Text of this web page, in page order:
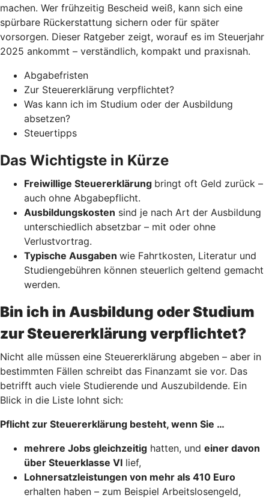
machen. Wer frühzeitig Bescheid weiß, kann sich eine
spürbare Rückerstattung sichern oder für später
vorsorgen. Dieser Ratgeber zeigt, worauf es im Steuerjahr
2025 ankommt – verständlich, kompakt und praxisnah.
Abgabefristen
Zur Steuererklärung verpflichtet?
Was kann ich im Studium oder der Ausbildung
absetzen?
Steuertipps
Das Wichtigste in Kürze
Freiwillige Steuererklärung bringt oft Geld zurück –
auch ohne Abgabepflicht.
Ausbildungskosten sind je nach Art der Ausbildung
unterschiedlich absetzbar – mit oder ohne
Verlustvortrag.
Typische Ausgaben wie Fahrtkosten, Literatur und
Studiengebühren können steuerlich geltend gemacht
werden.
Bin ich in Ausbildung oder Studium
zur Steuererklärung verpflichtet?
Nicht alle müssen eine Steuererklärung abgeben – aber in
bestimmten Fällen schreibt das Finanzamt sie vor. Das
betrifft auch viele Studierende und Auszubildende. Ein
Blick in die Liste lohnt sich:
Pflicht zur Steuererklärung besteht, wenn Sie …
mehrere Jobs gleichzeitig hatten, und einer davon
über Steuerklasse VI lief,
Lohnersatzleistungen von mehr als 410 Euro
erhalten haben – zum Beispiel Arbeitslosengeld,